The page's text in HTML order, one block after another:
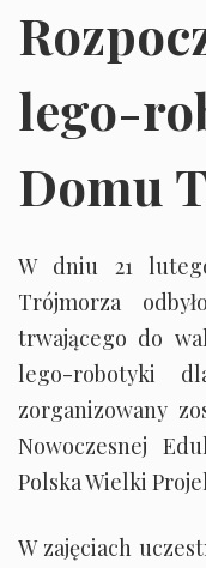
lego-
Domu
W dniu 21
Trójmorza
trwającego do
lego-robotyki
zorganizowany
Nowoczesnej
Polska Wielki
W zajęciach